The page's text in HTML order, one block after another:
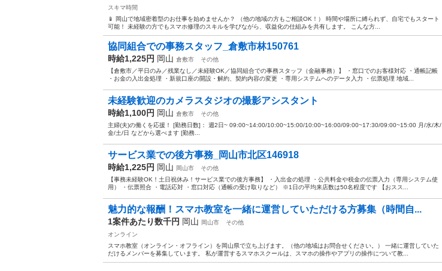
スキマ時間
📱 岡山で地域密着型のお仕事を始めませんか？ （他の地域の方もご相談OK！） 時間や場所に縛られず、自宅でもスタート
可能！ 未経験の方でもスマホ修理のスキルを学びながら、収益化の仕組みを共有します。 こんな方...
協同組合での事務スタッフ_倉敷市林150761
時給1,225円 岡山 倉敷市
その他
【倉敷市／平日のみ／残業なし／未経験OK／協同組合での事務スタッフ（金融事務）】 ・窓口でのお客様対応 ・通帳記帳
・お金の入出金処理 ・新規口座の開設・解約、契約内容の変更 ・専用システムへのデータ入力 ・伝票処理 地域...
未経験歓迎のカメラスタジオの撮影アシスタント
時給1,100円 岡山 倉敷市
その他
主婦(夫)の働くを応援！ [勤務日数]： 週2日~ 09:00~14:00/10:00~15:00/10:00~16:00/09:00~17:30/09:00~15:00 月/水/木/
金/土/日 などから選べます [勤務...
サービス業での後方事務_岡山市北区146918
時給1,225円 岡山 岡山市
その他
【事務未経験OK！土日祝休み！サービス業での後方事務】 ・入出金の処理 ・公共料金や税金の伝票入力（専用システム使
用） ・伝票照合 ・電話応対 ・窓口対応（通帳の受け取りなど） ※1日の平均来店数は50名程度です 【おスス...
魅力的な報酬！スマホ教室を一緒に運営していただける方募集（時間自...
1案件あたり数千円 岡山 岡山市
その他
オンライン
スマホ教室（オンライン・オフライン）を岡山県で立ち上げます。（他の地域はお問合せください。） 一緒に運営していた
だけるメンバーを募集しています。 私が運営するスマホスクールは、スマホの操作やアプリの操作について教...